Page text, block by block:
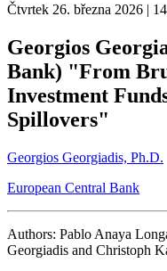
Čtvrtek 26. března 2026 |
Georgios
Bank) "From
Investment
Spillovers"
Georgios Georgiadis, Ph.D.
European Central Bank
Authors: Pablo Anaya
Georgiadis and Christoph